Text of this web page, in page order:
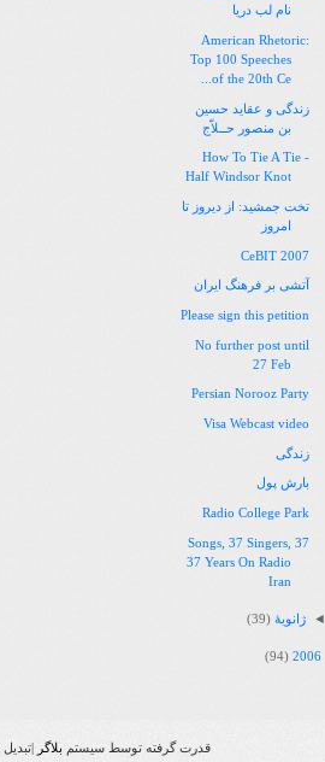
نام لب دریا
American Rhetoric:
Top 100 Speeches
of the 20th Ce...
زندگی و عقاید حسین
بن منصور حــلاّج
How To Tie A Tie -
Half Windsor Knot
تخت جمشید: از دیروز تا
امروز
CeBIT 2007
آتشی بر فرهنگ ایران
Please sign this petition
No further post until
27 Feb
Persian Norooz Party
Visa Webcast video
زندگی
بارش پول
Radio College Park
37 Songs, 37 Singers,
37 Years On Radio
Iran
◄ ژانویهٔ (39)
2006
(94)
قدرت گرفته توسط سیستمبلاگر